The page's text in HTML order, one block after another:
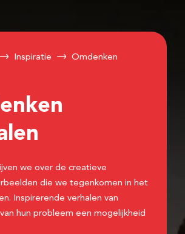
Inspiratie
Omdenken
we over de creatieve
die we tegenkomen in het
Inspirerende verhalen van
hun probleem een mogelijkheid